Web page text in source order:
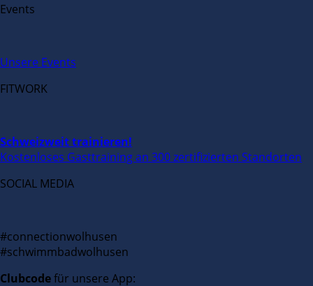
Events
Unsere Events
FITWORK
Schweizweit trainieren!
Kostenloses Gasttraining an 300 zertifizierten Standorten
SOCIAL MEDIA
#connectionwolhusen
#schwimmbadwolhusen
Clubcodefür unsere App: